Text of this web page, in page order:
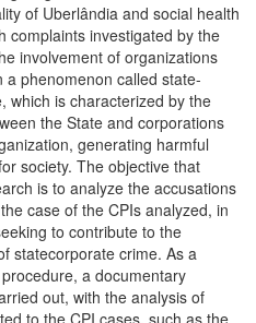
of Uberlândia and social health
complaints investigated by the
involvement of organizations
a phenomenon called state-
which is characterized by the
the State and corporations
generating harmful
society. The objective that
is to analyze the accusations
case of the CPIs analyzed, in
to contribute to the
statecorporate crime. As a
a documentary
out, with the analysis of
to the CPI cases, such as the